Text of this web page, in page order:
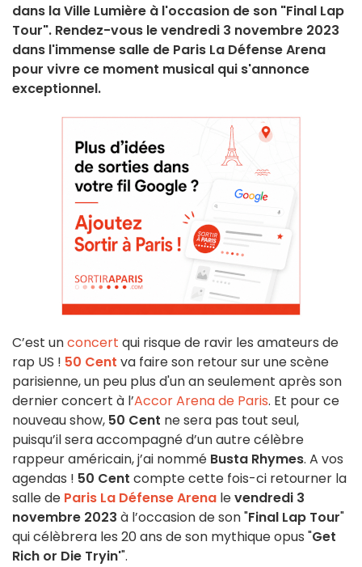
dans la Ville Lumière à l'occasion de son "Final Lap
Tour". Rendez-vous le vendredi 3 novembre 2023
dans l'immense salle de Paris La Défense Arena
pour vivre ce moment musical qui s'annonce
exceptionnel.
C’est unconcert qui risque de ravir les amateurs de
rap US ! 50 Cent va faire son retour sur une scène
parisienne, un peu plus d'un an seulement après son
dernier concert à l’Accor Arena de Paris. Et pour ce
nouveau show, 50 Cent ne sera pas tout seul,
puisqu’il sera accompagné d’un autre célèbre
rappeur américain, j’ai nommé Busta Rhymes. A vos
agendas ! 50 Cent compte cette fois-ci retourner la
salle de Paris La Défense Arena levendredi 3
novembre 2023 à l’occasion de son "Final Lap Tour"
qui célèbrera les 20 ans de son mythique opus "Get
Rich or Die Tryin'".